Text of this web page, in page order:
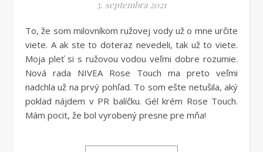
3. septembra 2021
To, že som milovníkom ružovej vody už o mne určite
viete. A ak ste to doteraz nevedeli, tak už to viete.
Moja pleť si s ružovou vodou veľmi dobre rozumie.
Nová rada NIVEA Rose Touch ma preto veľmi
nadchla už na prvý pohľad. To som ešte netušila, aký
poklad nájdem v PR balíčku. Gél krém Rose Touch.
Mám pocit, že bol vyrobený presne pre mňa!